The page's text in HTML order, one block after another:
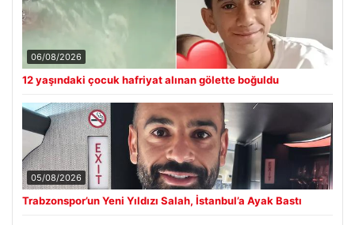
06/08/2026
12 yaşındaki çocuk hafriyat alınan gölette boğuldu
05/08/2026
Trabzonspor’un Yeni Yıldızı Salah, İstanbul’a Ayak Bastı